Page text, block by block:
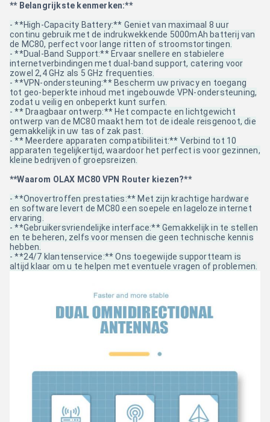
** Belangrijkste kenmerken:**
- **High-Capacity Battery:** Geniet van maximaal 8 uur
continu gebruik met de indrukwekkende 5000mAh batterij van
de MC80, perfect voor lange ritten of stroomstortingen.
- **Dual-Band Support:** Ervaar snellere en stabielere
internetverbindingen met dual-band support, catering voor
zowel 2,4 GHz als 5 GHz frequenties.
- **VPN-ondersteuning:** Bescherm uw privacy en toegang
tot geo-beperkte inhoud met ingebouwde VPN-ondersteuning,
zodat u veilig en onbeperkt kunt surfen.
- ** Draagbaar ontwerp:** Het compacte en lichtgewicht
ontwerp van de MC80 maakt hem tot de ideale reisgenoot, die
gemakkelijk in uw tas of zak past.
- ** Meerdere apparaten compatibiliteit:** Verbind tot 10
apparaten tegelijkertijd, waardoor het perfect is voor gezinnen,
kleine bedrijven of groepsreizen.
**Waarom OLAX MC80 VPN Router kiezen?**
- **Onovertroffen prestaties:** Met zijn krachtige hardware
en software levert de MC80 een soepele en lageloze internet
ervaring.
- **Gebruikersvriendelijke interface:** Gemakkelijk in te stellen
en te beheren, zelfs voor mensen die geen technische kennis
hebben.
- **24/7 klantenservice:** Ons toegewijde supportteam is
altijd klaar om u te helpen met eventuele vragen of problemen.